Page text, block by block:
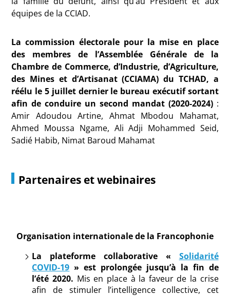
équipes de la CCIAD.
La commission électorale pour la mise en place
des membres de l’Assemblée Générale de la
Chambre de Commerce, d’Industrie, d’Agriculture,
des Mines et d’Artisanat (CCIAMA) du TCHAD, a
réélu le 5 juillet dernier le bureau exécutif sortant
afin de conduire un second mandat (2020-2024) :
Amir Adoudou Artine, Ahmat Mbodou Mahamat,
Ahmed Moussa Ngame, Ali Adji Mohammed Seid,
Sadié Habib, Nimat Baroud Mahamat
Partenaires et webinaires
Organisation internationale de la Francophonie
La plateforme collaborative « Solidarité
COVID-19 » est prolongée jusqu’à la fin de
l’été 2020. Mis en place à la faveur de la crise
afin de stimuler l’intelligence collective, cet